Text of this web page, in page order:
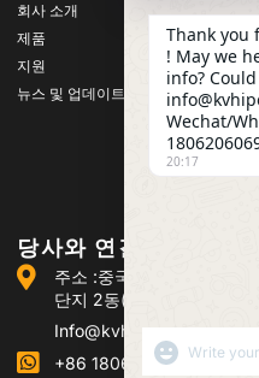
회사 소개
제품
지원
뉴스 및 업데이트
당사와 연결하기
주소 :중국 우한시 장샤구
단지 2동(광구 애비뉴 308
Info@kvhipot.com
+86 18062060691
Thank you
! May we
info?
Wechat/
20:17
SHOW EMOJIS